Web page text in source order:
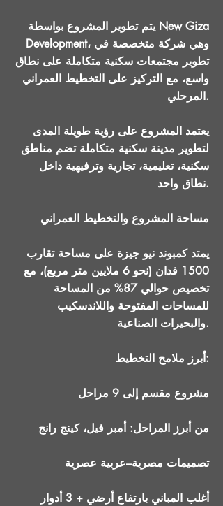
يتم تطوير المشروع بواسطة New Giza
Development، وهي شركة متخصصة في
تطوير مجتمعات سكنية متكاملة على نطاق
واسع، مع التركيز على التخطيط العمراني
المرحلي.
يعتمد المشروع على رؤية طويلة المدى
لتطوير مدينة سكنية متكاملة تضم مناطق
سكنية، تعليمية، تجارية وترفيهية داخل
نطاق واحد.
مساحة المشروع والتخطيط العمراني
يمتد كمبوند نيو جيزة على مساحة تقارب
1500 فدان (نحو 6 ملايين متر مربع)، مع
تخصيص حوالي 87% من المساحة
للمساحات المفتوحة واللاندسكيب
والبحيرات الصناعية.
أبرز ملامح التخطيط:
مشروع مقسم إلى 9 مراحل
من أبرز المراحل: أمبر فيل، كينج رانج
تصميمات مصرية–عربية عصرية
أغلب المباني بارتفاع أرضي + 3 أدوار